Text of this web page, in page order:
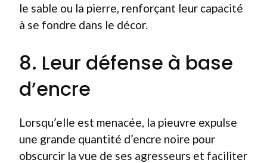
le sable ou la pierre, renforçant leur capacité
à se fondre dans le décor.
8. Leur défense à base
d’encre
Lorsqu’elle est menacée, la pieuvre expulse
une grande quantité d’encre noire pour
obscurcir la vue de ses agresseurs et faciliter